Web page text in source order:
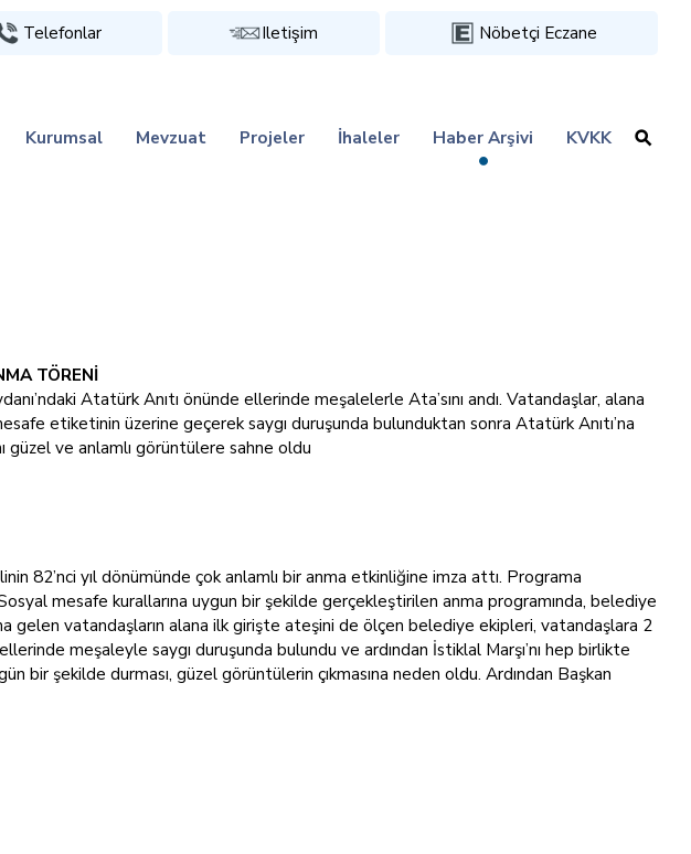
Telefonlar Iletişim Nöbetçi Eczane
Kurumsal Mevzuat Projeler İhaleler Haber Arşivi KVKK
TÖRENİ
Atatürk Anıtı önünde ellerinde meşalelerle Ata’sını andı. Vatandaşlar, alana
etiketinin üzerine geçerek saygı duruşunda bulunduktan sonra Atatürk Anıtı’na
güzel ve anlamlı görüntülere sahne oldu
82’nci yıl dönümünde çok anlamlı bir anma etkinliğine imza attı. Programa
mesafe kurallarına uygun bir şekilde gerçekleştirilen anma programında, belediye
vatandaşların alana ilk girişte ateşini de ölçen belediye ekipleri, vatandaşlara 2
meşaleyle saygı duruşunda bulundu ve ardından İstiklal Marşı’nı hep birlikte
bir şekilde durması, güzel görüntülerin çıkmasına neden oldu. Ardından Başkan